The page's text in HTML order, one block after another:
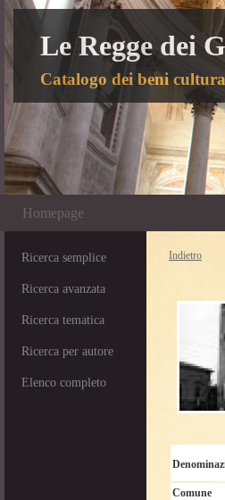
Le Regge dei
Catalogo dei beni
Homepage
Ricerca semplice
Ricerca avanzata
Ricerca tematica
Ricerca per autore
Elenco completo
Indietro
Comune